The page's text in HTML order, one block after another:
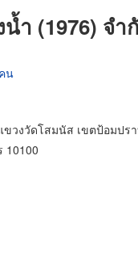
ำ (1976) จำ
น
ขวงวัดโสมนัส เขตป้อมปร
10100